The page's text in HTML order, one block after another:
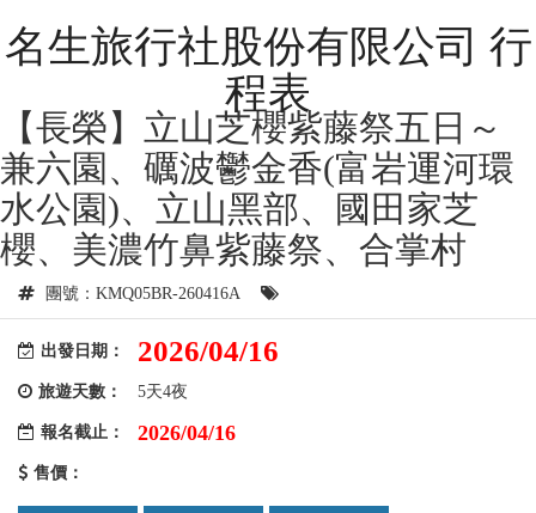
名生旅行社股份有限公司 行
程表
【長榮】立山芝櫻紫藤祭五日～
兼六園、礪波鬱金香(富岩運河環
水公園)、立山黑部、國田家芝
櫻、美濃竹鼻紫藤祭、合掌村
團號：KMQ05BR-260416A
出發日期： 2026/04/16
旅遊天數： 5天4夜
報名截止： 2026/04/16
售價：